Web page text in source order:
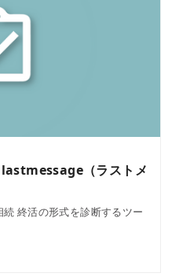
lastmessage（ラストメ
終活の形式を診断するツー